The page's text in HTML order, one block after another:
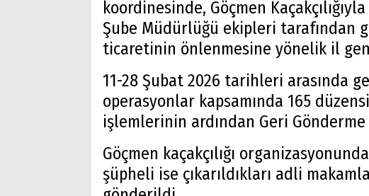
koordinesinde, Göçmen
Şube Müdürlüğü ekipleri tarafından
ticaretinin önlenmesine yönelik il
11-28 Şubat 2026 tarihleri arasında
operasyonlar kapsamında 165
işlemlerinin ardından Geri
Göçmen kaçakçılığı
şüpheli ise çıkarıldıkları adli